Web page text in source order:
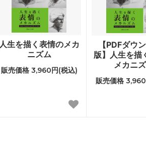
人生を描く表情のメカ
ニズム
販売価格 3,960円(税込)
【PDFダウ
版】人生を描
メカニ
販売価格